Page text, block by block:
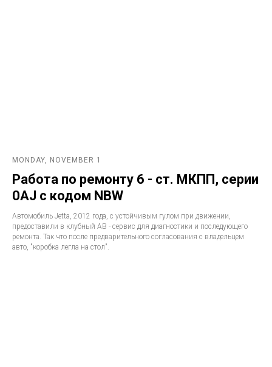
MONDAY, NOVEMBER 1
Работа по ремонту 6 - ст. МКПП, серии
0AJ с кодом NBW
Автомобиль Jetta, 2012 года, с устойчивым гулом при движении,
предоставили в клубный АВ - сервис для диагностики и последующего
ремонта. Так что после предварительного согласования с владельцем
авто, "коробка легла на стол".